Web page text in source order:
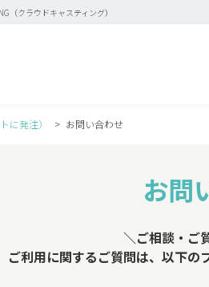
（クラウドキャスティング）
に発注） お問い合わせ
お問
＼ご相談・ご
ご利用に関するご質問は、以下の